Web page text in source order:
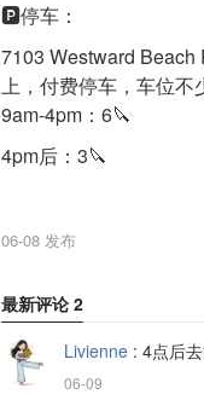
🅿️停车：
7103 Westward Beach
上，付费停车，车位不
9am-4pm：6🔪
4pm后：3🔪
06-08 发布
最新评论 2
Livienne : 4点后
06-09